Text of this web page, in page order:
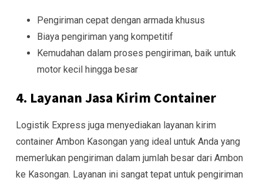
Pengiriman cepat dengan armada khusus
Biaya pengiriman yang kompetitif
Kemudahan dalam proses pengiriman, baik untuk
motor kecil hingga besar
4. Layanan Jasa Kirim Container
Logistik Express juga menyediakan layanan kirim
container Ambon Kasongan yang ideal untuk Anda yang
memerlukan pengiriman dalam jumlah besar dari Ambon
ke Kasongan. Layanan ini sangat tepat untuk pengiriman